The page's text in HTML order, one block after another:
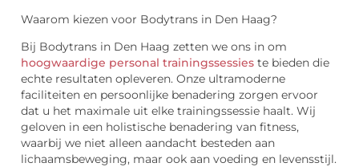
Waarom kiezen voor Bodytrans in Den Haag?
Bij Bodytrans in Den Haag zetten we ons in om
hoogwaardige personal trainingssessies te bieden die
echte resultaten opleveren. Onze ultramoderne
faciliteiten en persoonlijke benadering zorgen ervoor
dat u het maximale uit elke trainingssessie haalt. Wij
geloven in een holistische benadering van fitness,
waarbij we niet alleen aandacht besteden aan
lichaamsbeweging, maar ook aan voeding en levensstijl.